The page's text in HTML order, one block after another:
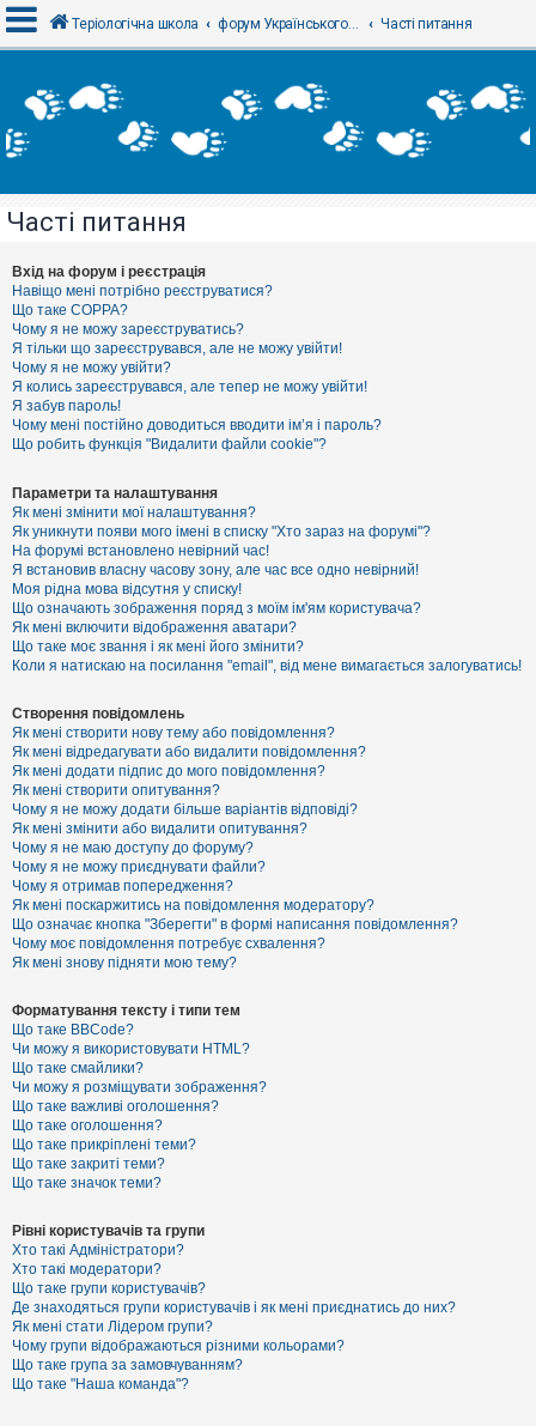
х
і
Р
є
с
т
р
а
ц
і
я
Т
м
и
б
е
з
в
і
д
п
о
в
і
е
й
А
к
т
и
в
н
і
т
е
м
и
П
о
ш
у
к
Д
о
п
о
г
а
Теріологічна школа форум Українського теріологічного товариства Часті питання
Часті питання
Вхід на форум і реєстрація
Навіщо мені потрібно реєструватися?
Що таке COPPA?
Чому я не можу зареєструватись?
Я тільки що зареєструвався, але не можу увійти!
Чому я не можу увійти?
Я колись зареєструвався, але тепер не можу увійти!
Я забув пароль!
Чому мені постійно доводиться вводити ім’я і пароль?
Що робить функція "Видалити файли cookie"?
Параметри та налаштування
Як мені змінити мої налаштування?
Як уникнути появи мого імені в списку "Хто зараз на форумі"?
На форумі встановлено невірний час!
Я встановив власну часову зону, але час все одно невірний!
Моя рідна мова відсутня у списку!
Що означають зображення поряд з моїм ім'ям користувача?
Як мені включити відображення аватари?
Що таке моє звання і як мені його змінити?
Коли я натискаю на посилання "email", від мене вимагається залогуватись!
Створення повідомлень
Як мені створити нову тему або повідомлення?
Як мені відредагувати або видалити повідомлення?
Як мені додати підпис до мого повідомлення?
Як мені створити опитування?
Чому я не можу додати більше варіантів відповіді?
Як мені змінити або видалити опитування?
Чому я не маю доступу до форуму?
Чому я не можу приєднувати файли?
Чому я отримав попередження?
Як мені поскаржитись на повідомлення модератору?
Що означає кнопка "Зберегти" в формі написання повідомлення?
Чому моє повідомлення потребує схвалення?
Як мені знову підняти мою тему?
Форматування тексту і типи тем
Що таке BBCode?
Чи можу я використовувати HTML?
Що таке смайлики?
Чи можу я розміщувати зображення?
Що таке важливі оголошення?
Що таке оголошення?
Що таке прикріплені теми?
Що таке закриті теми?
Що таке значок теми?
Рівні користувачів та групи
Хто такі Адміністратори?
Хто такі модератори?
Що таке групи користувачів?
Де знаходяться групи користувачів і як мені приєднатись до них?
Як мені стати Лідером групи?
Чому групи відображаються різними кольорами?
Що таке група за замовчуванням?
Що таке "Наша команда"?